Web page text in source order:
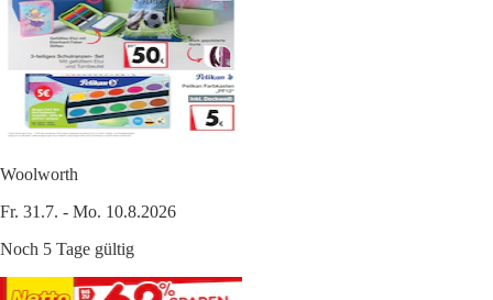
Woolworth
Fr. 31.7. - Mo. 10.8.2026
Noch 5 Tage gültig